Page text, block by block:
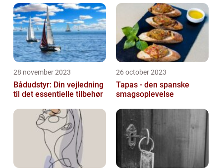
28 november 2023
Bådudstyr: Din vejledning
til det essentielle tilbehør
26 october 2023
Tapas - den spanske
smagsoplevelse